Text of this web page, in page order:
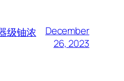
级铀浓
December
26, 2023